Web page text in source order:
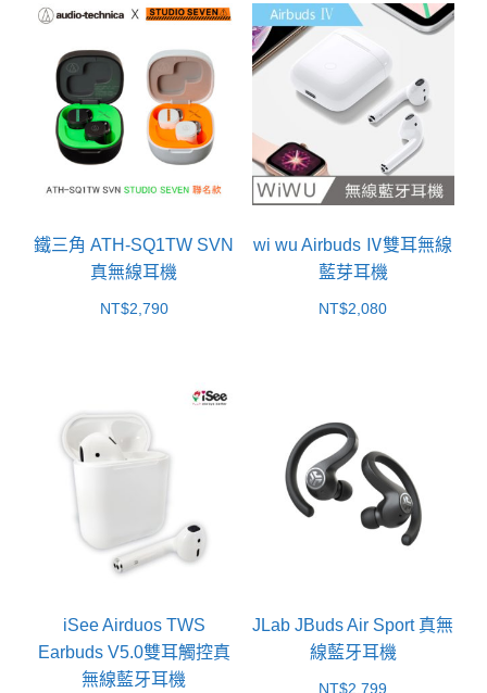
鐵三角 ATH-SQ1TW SVN
真無線耳機
NT$2,790
wi wu Airbuds Ⅳ雙耳無線
藍芽耳機
NT$2,080
iSee Airduos TWS
Earbuds V5.0雙耳觸控真
無線藍牙耳機
JLab JBuds Air Sport 真無
線藍牙耳機
NT$2,799